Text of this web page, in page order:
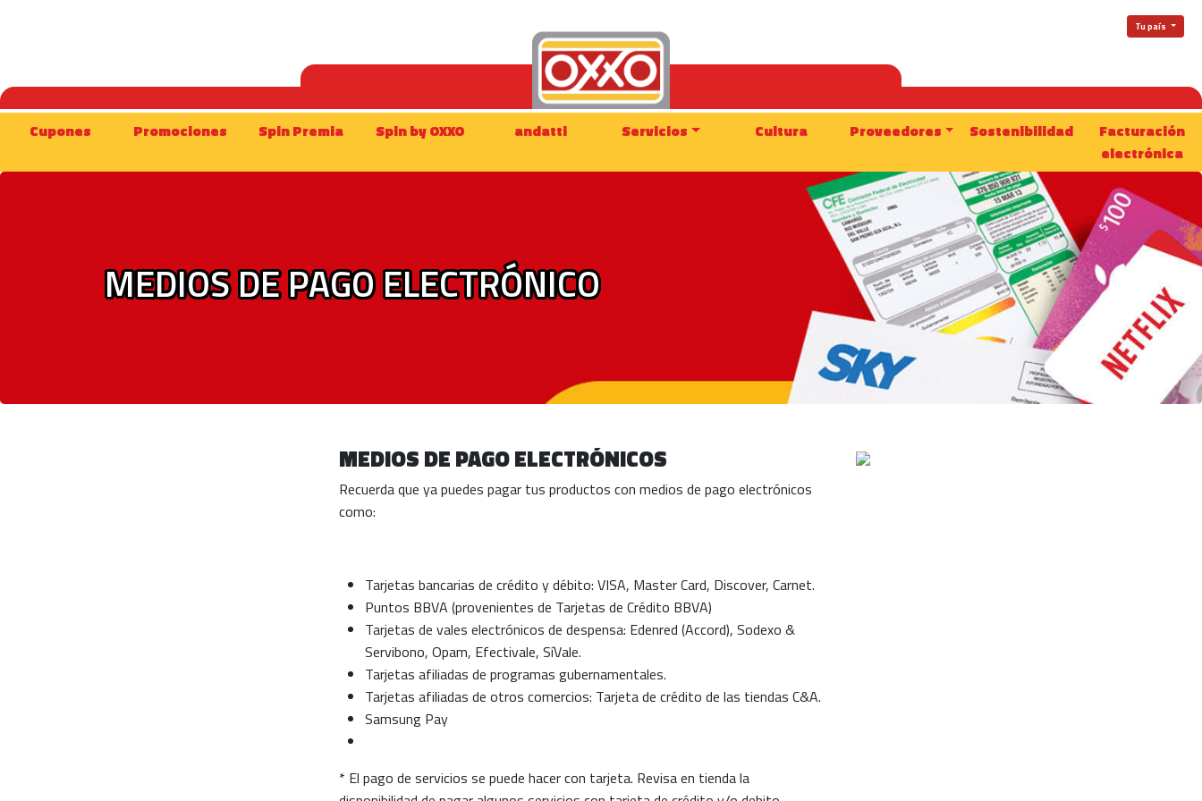
Tu país
Cupones Promociones Spin Premia Spin by OXXO andatti Servicios Cultura Proveedores Sostenibilidad
Facturación
electrónica
MEDIOS DE PAGO ELECTRÓNICO
MEDIOS DE PAGO ELECTRÓNICOS
Recuerda que ya puedes pagar tus productos con medios de pago electrónicos
como:
Tarjetas bancarias de crédito y débito: VISA, Master Card, Discover, Carnet.
Puntos BBVA (provenientes de Tarjetas de Crédito BBVA)
Tarjetas de vales electrónicos de despensa: Edenred (Accord), Sodexo &
Servibono, Opam, Efectivale, SíVale.
Tarjetas afiliadas de programas gubernamentales.
Tarjetas afiliadas de otros comercios: Tarjeta de crédito de las tiendas C&A.
Samsung Pay
* El pago de servicios se puede hacer con tarjeta. Revisa en tienda la